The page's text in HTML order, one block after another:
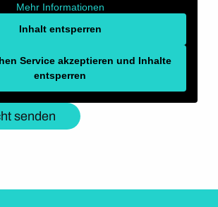
Mehr Informationen
Inhalt entsperren
Service akzeptieren und Inhalte
entsperren
senden